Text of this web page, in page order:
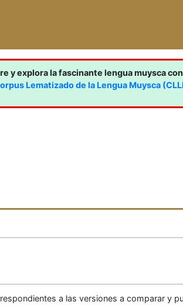
y explora la fascinante lengua muysca
Lematizado de la Lengua Muysca
a las versiones a comparar y